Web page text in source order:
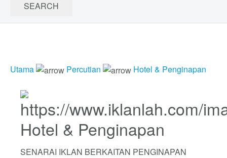
Utama Percutian Hotel & Penginapan
Hotel & Penginapan
SENARAI IKLAN BERKAITAN PENGINAPAN